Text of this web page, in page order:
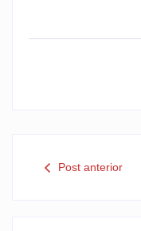
Post anterior